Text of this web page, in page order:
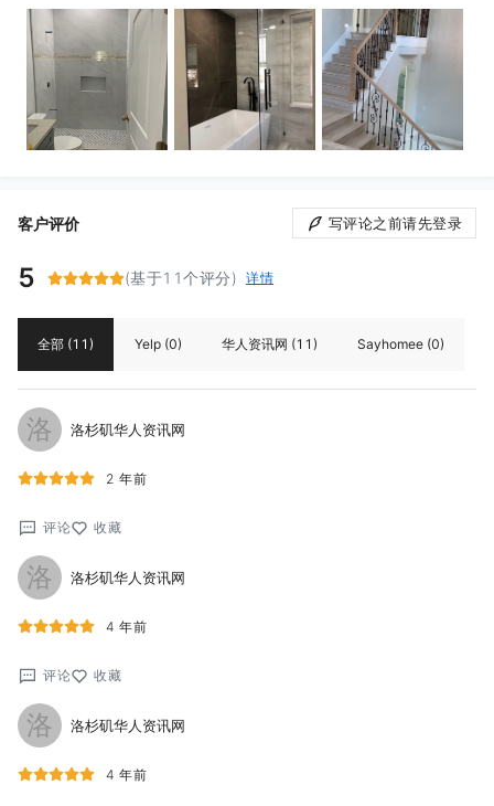
客户评价 写评论之前请先登录
5 (基于11个评分) 详情
全部 (11) Yelp (0) 华人资讯网 (11) Sayhomee (0)
洛 洛杉矶华人资讯网
2 年前
评论 收藏
洛 洛杉矶华人资讯网
4 年前
评论 收藏
洛 洛杉矶华人资讯网
4 年前